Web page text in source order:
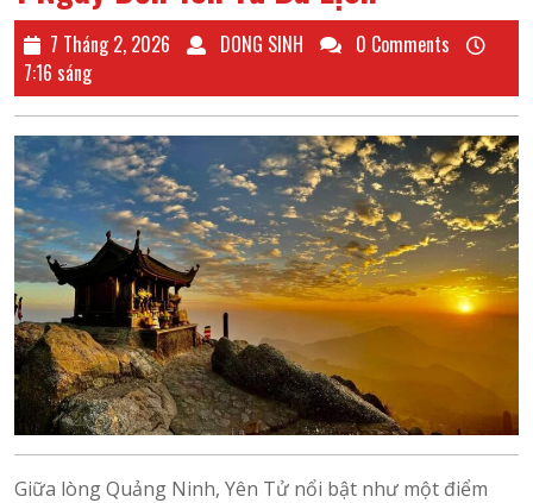
7 Tháng 2, 2026
7
2,
2026
DONG SINH
DONG 0 Comments
7:16 sáng
Giữa lòng Quảng Ninh, Yên Tử nổi bật như một điểm